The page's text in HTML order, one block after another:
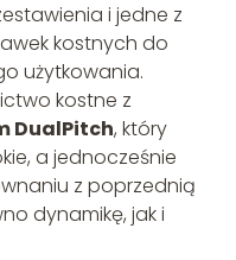
i jedne z
kostnych do
użytkowania.
kostne z
DualPitch, który
a jednocześnie
z poprzednią
dynamikę, jak i